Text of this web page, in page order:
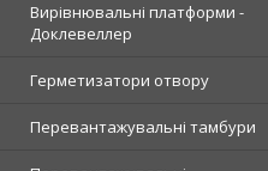
Вирівнювальні платформи -
Доклевеллер
Герметизатори отвору
Перевантажувальні тамбури